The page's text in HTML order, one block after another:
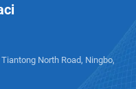
North Road, Ningbo,